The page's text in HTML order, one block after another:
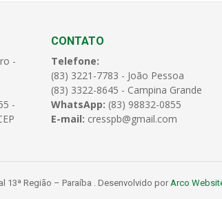
-
-
CONTATO
Telefone:
(83) 3221-7783 - João Pessoa
(83) 3322-8645 - Campina Grande
WhatsApp: (83) 98832-0855
E-mail: cresspb@gmail.com
13ª Região – Paraíba . Desenvolvido por Arco